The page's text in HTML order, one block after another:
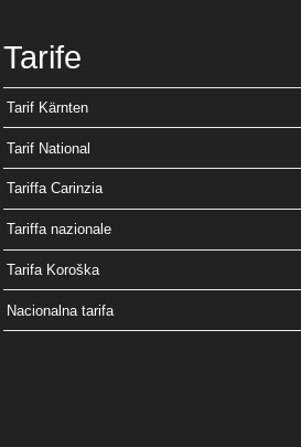
Tarife
Tarif Kärnten
Tarif National
Tariffa Carinzia
Tariffa nazionale
Tarifa Koroška
Nacionalna tarifa